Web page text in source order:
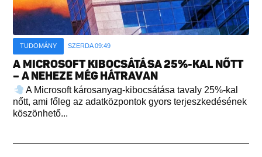
TUDOMÁNY SZERDA 09:49
A MICROSOFT KIBOCSÁTÁSA 25%-KAL NŐTT
– A NEHEZE MÉG HÁTRAVAN
A Microsoft károsanyag-kibocsátása tavaly 25%-kal
nőtt, ami főleg az adatközpontok gyors terjeszkedésének
köszönhető...